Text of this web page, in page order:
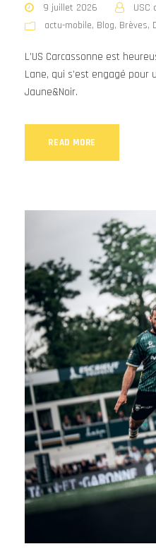
9 juillet 2026
USC
actu-mobile, Blog, Brèves,
L’US Carcassonne est
Lane, qui s’est engagé pour
Jaune&Noir.
READ MORE